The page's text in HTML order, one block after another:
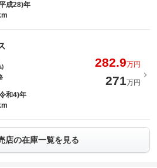
成28)年
)
282.9万円
271万円
和4)年
店の在庫一覧を見る